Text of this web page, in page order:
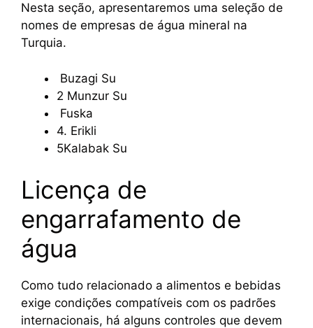
Nesta seção, apresentaremos uma seleção de
nomes de empresas de água mineral na
Turquia.
Buzagi Su
2 Munzur Su
Fuska
4. Erikli
5Kalabak Su
Licença de
engarrafamento de
água
Como tudo relacionado a alimentos e bebidas
exige condições compatíveis com os padrões
internacionais, há alguns controles que devem